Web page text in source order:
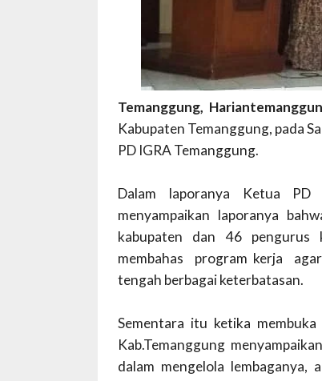
Temanggung,
Kabupaten Temanggung, pada
PD IGRA Temanggung.
Dalam laporanya Ketua PD
menyampaikan laporanya
kabupaten dan 46 pengurus
membahas
program kerja
tengah berbagai keterbatasan.
Sementara itu ketika
Kab.Temanggung
dalam mengelola lembaganya,